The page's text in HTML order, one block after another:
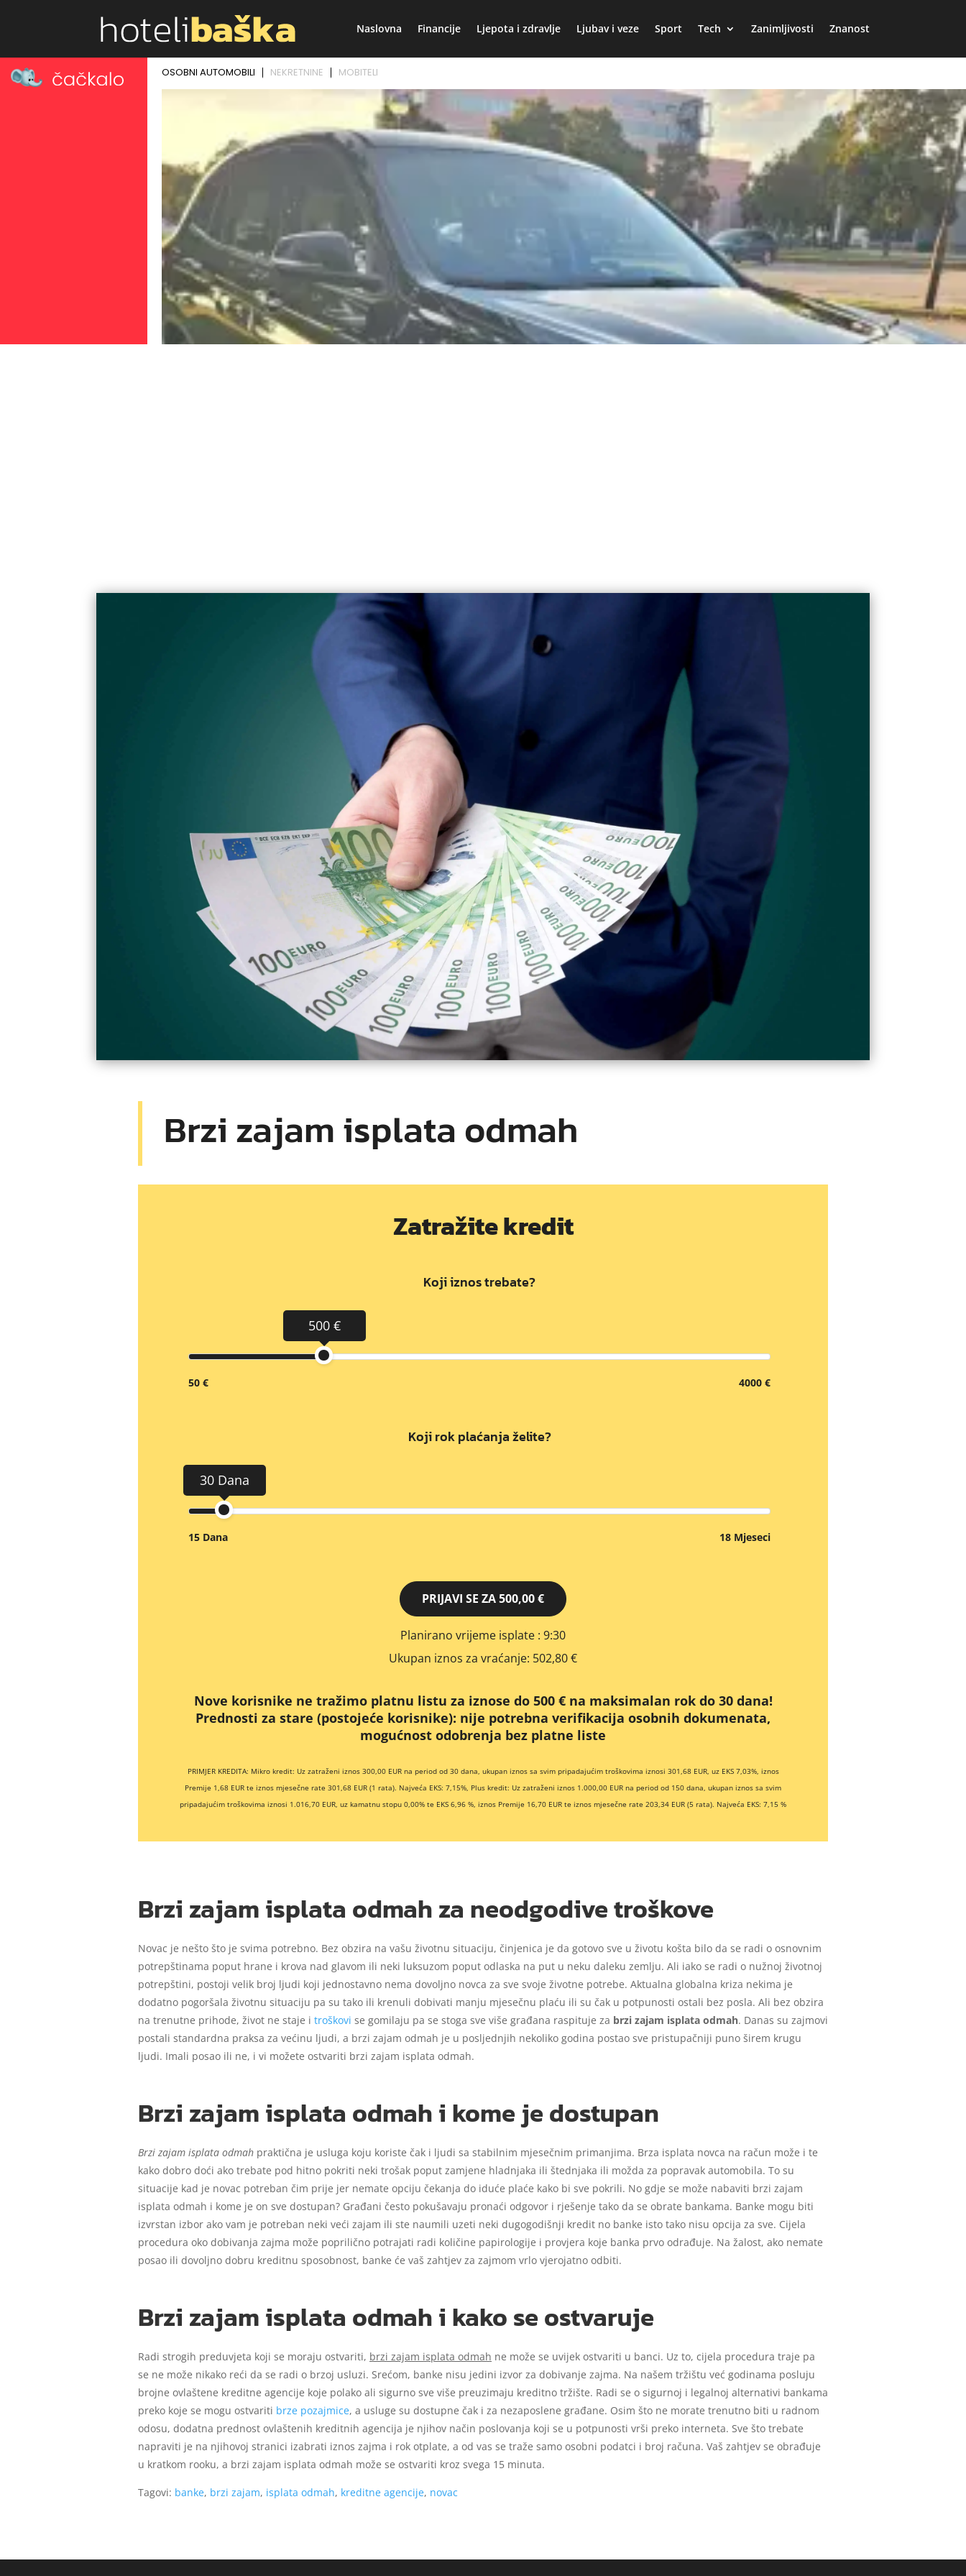
Naslovna Financije Ljepota i zdravlje Ljubav i veze Sport Tech Zanimljivosti Znanost
Brzi zajam isplata odmah
Zatražite kredit
Koji iznos trebate?
500 €
50 € 4000 €
Koji rok plaćanja želite?
30 Dana
15 Dana 18 Mjeseci
PRIJAVI SE ZA500,00 €
Planirano vrijeme isplate : 9:30
Ukupan iznos za vraćanje: 502,80 €
Nove korisnike ne tražimo platnu listu za iznose do 500 € na maksimalan rok do 30 dana!
Prednosti za stare (postojeće korisnike): nije potrebna verifikacija osobnih dokumenata,
mogućnost odobrenja bez platne liste
PRIMJER KREDITA: Mikro kredit: Uz zatraženi iznos 300,00 EUR na period od 30 dana, ukupan iznos sa svim pripadajućim troškovima iznosi 301,68 EUR, uz EKS 7,03%, iznos
Premije 1,68 EUR te iznos mjesečne rate 301,68 EUR (1 rata). Najveća EKS: 7,15%, Plus kredit: Uz zatraženi iznos 1.000,00 EUR na period od 150 dana, ukupan iznos sa svim
pripadajućim troškovima iznosi 1.016,70 EUR, uz kamatnu stopu 0,00% te EKS 6,96 %, iznos Premije 16,70 EUR te iznos mjesečne rate 203,34 EUR (5 rata). Najveća EKS: 7,15 %
Brzi zajam isplata odmah za neodgodive troškove
Novac je nešto što je svima potrebno. Bez obzira na vašu životnu situaciju, činjenica je da gotovo sve u životu košta bilo da se radi o osnovnim
potrepštinama poput hrane i krova nad glavom ili neki luksuzom poput odlaska na put u neku daleku zemlju. Ali iako se radi o nužnoj životnoj
potrepštini, postoji velik broj ljudi koji jednostavno nema dovoljno novca za sve svoje životne potrebe. Aktualna globalna kriza nekima je
dodatno pogoršala životnu situaciju pa su tako ili krenuli dobivati manju mjesečnu plaću ili su čak u potpunosti ostali bez posla. Ali bez obzira
na trenutne prihode, život ne staje i troškovi se gomilaju pa se stoga sve više građana raspituje za brzi zajam isplata odmah. Danas su zajmovi
postali standardna praksa za većinu ljudi, a brzi zajam odmah je u posljednjih nekoliko godina postao sve pristupačniji puno širem krugu
ljudi. Imali posao ili ne, i vi možete ostvariti brzi zajam isplata odmah.
Brzi zajam isplata odmah i kome je dostupan
Brzi zajam isplata odmah praktična je usluga koju koriste čak i ljudi sa stabilnim mjesečnim primanjima. Brza isplata novca na račun može i te
kako dobro doći ako trebate pod hitno pokriti neki trošak poput zamjene hladnjaka ili štednjaka ili možda za popravak automobila. To su
situacije kad je novac potreban čim prije jer nemate opciju čekanja do iduće plaće kako bi sve pokrili. No gdje se može nabaviti brzi zajam
isplata odmah i kome je on sve dostupan? Građani često pokušavaju pronaći odgovor i rješenje tako da se obrate bankama. Banke mogu biti
izvrstan izbor ako vam je potreban neki veći zajam ili ste naumili uzeti neki dugogodišnji kredit no banke isto tako nisu opcija za sve. Cijela
procedura oko dobivanja zajma može poprilično potrajati radi količine papirologije i provjera koje banka prvo odrađuje. Na žalost, ako nemate
posao ili dovoljno dobru kreditnu sposobnost, banke će vaš zahtjev za zajmom vrlo vjerojatno odbiti.
Brzi zajam isplata odmah i kako se ostvaruje
Radi strogih preduvjeta koji se moraju ostvariti, brzi zajam isplata odmah ne može se uvijek ostvariti u banci. Uz to, cijela procedura traje pa
se ne može nikako reći da se radi o brzoj usluzi. Srećom, banke nisu jedini izvor za dobivanje zajma. Na našem tržištu već godinama posluju
brojne ovlaštene kreditne agencije koje polako ali sigurno sve više preuzimaju kreditno tržište. Radi se o sigurnoj i legalnoj alternativi bankama
preko koje se mogu ostvariti brze pozajmice, a usluge su dostupne čak i za nezaposlene građane. Osim što ne morate trenutno biti u radnom
odosu, dodatna prednost ovlaštenih kreditnih agencija je njihov način poslovanja koji se u potpunosti vrši preko interneta. Sve što trebate
napraviti je na njihovoj stranici izabrati iznos zajma i rok otplate, a od vas se traže samo osobni podatci i broj računa. Vaš zahtjev se obrađuje
u kratkom rooku, a brzi zajam isplata odmah može se ostvariti kroz svega 15 minuta.
Tagovi: banke, brzi zajam, isplata odmah, kreditne agencije, novac